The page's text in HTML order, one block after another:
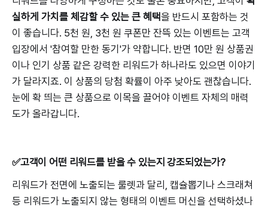
실하게 가치를 체감할 수 있는 큰 혜택을 반드시 포함하는 것
이 좋습니다. 5천 원, 3천 원 쿠폰만 잔뜩 있는 이벤트는 고객
입장에서 '참여할 만한 동기'가 약합니다. 반면 10만 원 상품권
이나 인기 상품 같은 강력한 리워드가 하나라도 있으면 이야기
가 달라지죠. 이 상품의 당첨 확률이 아주 낮아도 괜찮습니다.
눈에 확 띄는 큰 상품으로 이목을 끌어야 이벤트 자체의 매력
도가 올라갑니다.
✅고객이 어떤 리워드를 받을 수 있는지 강조되었는가?
리워드가 전면에 노출되는 룰렛과 달리, 캡슐뽑기나 스크래쳐
등 리워드가 노출되지 않는 형태의 이벤트 머신을 선택하셨나